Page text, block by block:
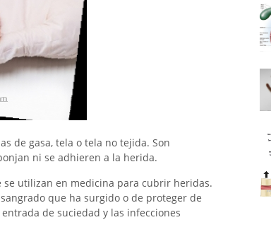
de gasa, tela o tela no tejida. Son
ni se adhieren a la herida.
utilizan en medicina para cubrir heridas.
que ha surgido o de proteger de
de suciedad y las infecciones